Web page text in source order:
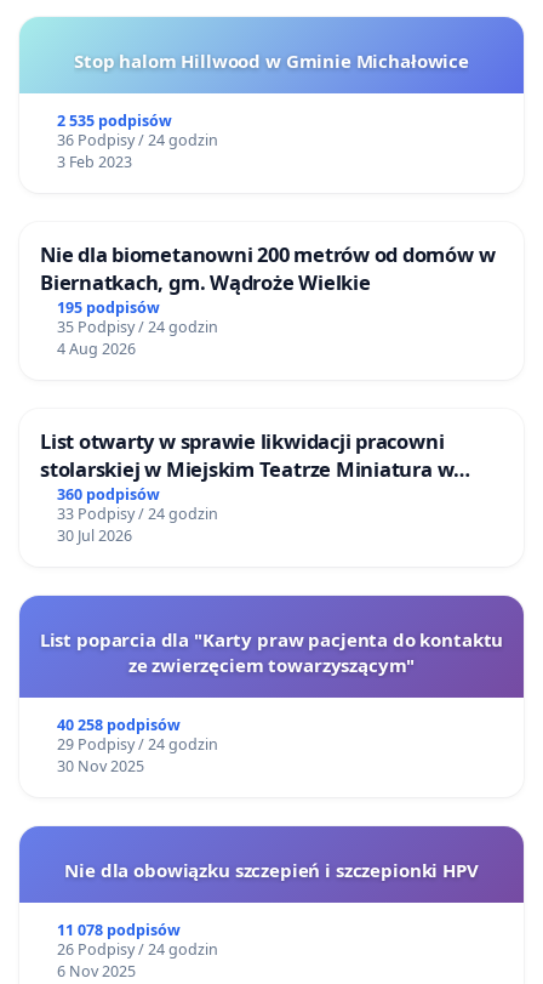
Stop halom Hillwood w Gminie Michałowice
2 535 podpisów
36 Podpisy / 24 godzin
3 Feb 2023
Nie dla biometanowni 200 metrów od domów w
Biernatkach, gm. Wądroże Wielkie
195 podpisów
35 Podpisy / 24 godzin
4 Aug 2026
List otwarty w sprawie likwidacji pracowni
stolarskiej w Miejskim Teatrze Miniatura w
Gdańsku
360 podpisów
33 Podpisy / 24 godzin
30 Jul 2026
List poparcia dla "Karty praw pacjenta do kontaktu
ze zwierzęciem towarzyszącym"
40 258 podpisów
29 Podpisy / 24 godzin
30 Nov 2025
Nie dla obowiązku szczepień i szczepionki HPV
11 078 podpisów
26 Podpisy / 24 godzin
6 Nov 2025